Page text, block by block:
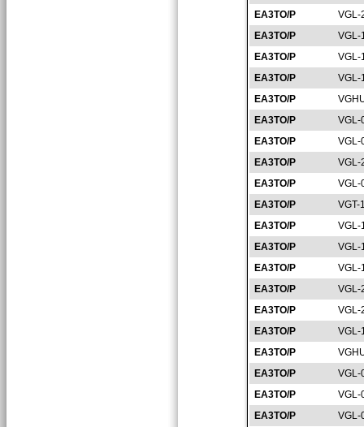
EA3TO/P
VGL-
EA3TO/P
VGL-
EA3TO/P
VGL-
EA3TO/P
VGL-
EA3TO/P
EA3TO/P
VGL-
EA3TO/P
VGL-
EA3TO/P
VGL-
EA3TO/P
VGL-
EA3TO/P
VGT-
EA3TO/P
VGL-
EA3TO/P
VGL-
EA3TO/P
VGL-
EA3TO/P
VGL-
EA3TO/P
VGL-
EA3TO/P
VGL-
EA3TO/P
EA3TO/P
VGL-
EA3TO/P
VGL-
EA3TO/P
VGL-